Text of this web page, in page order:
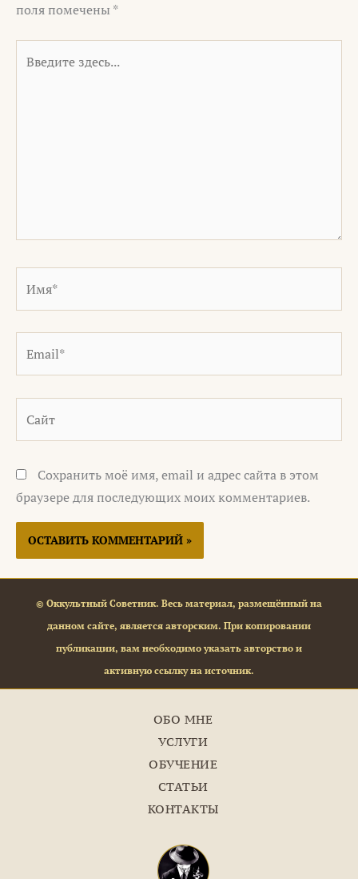
поля помечены *
здесь...
Сохранить моё имя, email и адрес сайта в этом
браузере для последующих моих комментариев.
© Оккультный Советник. Весь материал, размещённый на
данном сайте, является авторским. При копировании
публикации, вам необходимо указать авторство и
активную ссылку на источник.
ОБО МНЕ
УСЛУГИ
ОБУЧЕНИЕ
СТАТЬИ
КОНТАКТЫ